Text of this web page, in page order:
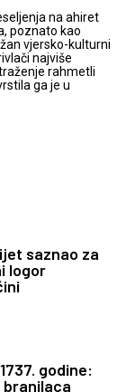
na ahiret
poznato kao
vjersko-kulturni
najviše
rahmetli
ga je u
saznao za
logor
godine:
branilaca